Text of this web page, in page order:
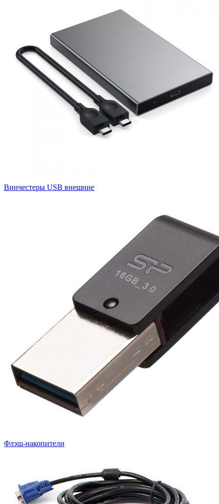
Винчестеры USB внешние
Флэш-накопители